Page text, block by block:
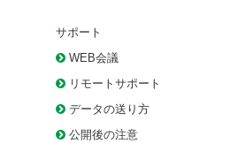
サポート
WEB会議
リモートサポート
データの送り方
公開後の注意